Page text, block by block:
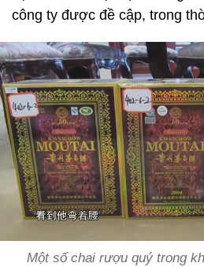
công ty được đề cập, trong
Một số chai rượu quý trong